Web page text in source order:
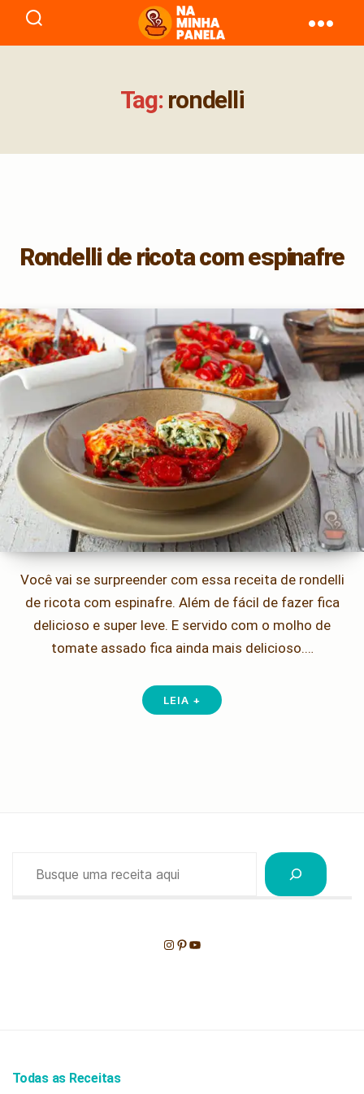
naminhapanela.com
Tag: rondelli
Rondelli de ricota com espinafre
Você vai se surpreender com essa receita de rondelli
de ricota com espinafre. Além de fácil de fazer fica
delicioso e super leve. E servido com o molho de
tomate assado fica ainda mais delicioso.…
LEIA +
Instagram
Pinterest
Youtube
Todas as Receitas